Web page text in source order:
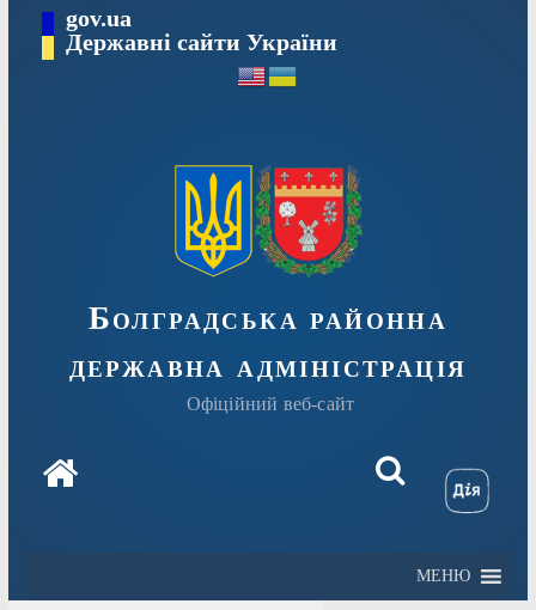
Перейтиgov.ua
Державні сайти України
Болградська районна
державна адміністрація
Офіційний веб-сайт
МЕНЮ